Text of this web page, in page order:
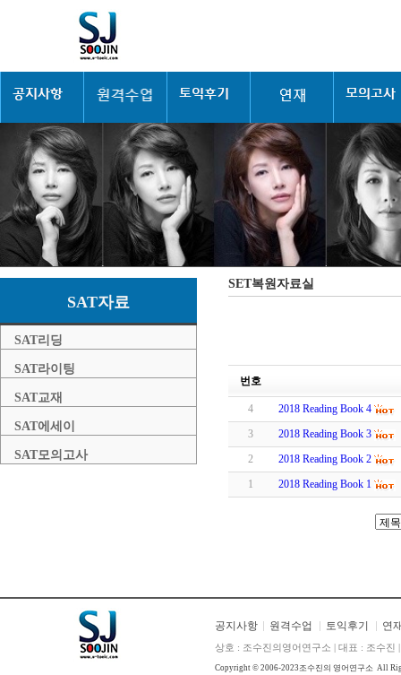
SAT자료
SAT리딩
SAT라이팅
SAT교재
SAT에세이
SAT모의고사
SET복원자료실
번호
4
2018 Reading Book 4
3
2018 Reading Book 3
2
2018 Reading Book 2
1
2018 Reading Book 1
공지사항 원격수업 토익후기 연
상호 : 조수진의영어연구소 | 대표 : 조수진
Copyright © 2006-2023 조수진의 영어연구소 All